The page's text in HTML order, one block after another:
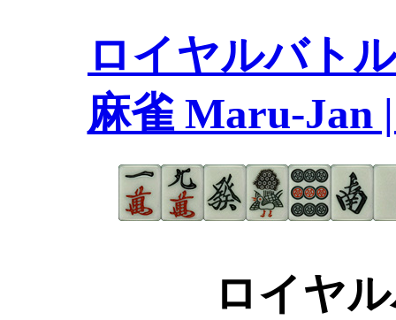
ロイヤルバト
麻雀 Maru-Jan
ロイヤ